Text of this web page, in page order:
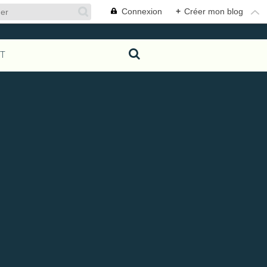
Connexion + Créer mon blog